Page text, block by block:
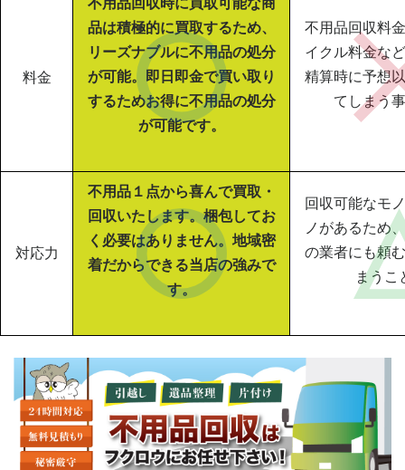
料金
品は積極的に買取するため、
リーズナブルに不用品の処分
が可能。即日即金で買い取り
するためお得に不用品の処分
が可能です。
不用品回収料
イクル料金な
精算時に予想
てしまう
対応力
不用品１点から喜んで買取・
回収いたします。梱包してお
く必要はありません。地域密
着だからできる当店の強みで
す。
回収可能なモ
ノがあるため
の業者にも頼
まうこ